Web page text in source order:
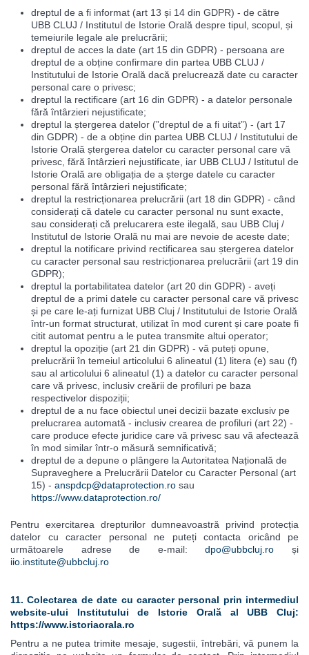
dreptul de a fi informat (art 13 și 14 din GDPR) - de către
UBB CLUJ / Institutul de Istorie Orală despre tipul, scopul, și
temeiurile legale ale prelucrării;
dreptul de acces la date (art 15 din GDPR) - persoana are
dreptul de a obține confirmare din partea UBB CLUJ /
Institutului de Istorie Orală dacă prelucrează date cu caracter
personal care o privesc;
dreptul la rectificare (art 16 din GDPR) - a datelor personale
fără întârzieri nejustificate;
dreptul la ștergerea datelor (”dreptul de a fi uitat”) - (art 17
din GDPR) - de a obține din partea UBB CLUJ / Institutului de
Istorie Orală ștergerea datelor cu caracter personal care vă
privesc, fără întârzieri nejustificate, iar UBB CLUJ / Istitutul de
Istorie Orală are obligația de a șterge datele cu caracter
personal fără întârzieri nejustificate;
dreptul la restricționarea prelucrării (art 18 din GDPR) - când
considerați că datele cu caracter personal nu sunt exacte,
sau considerați că prelucarera este ilegală, sau UBB Cluj /
Institutul de Istorie Orală nu mai are nevoie de aceste date;
dreptul la notificare privind rectificarea sau ștergerea datelor
cu caracter personal sau restricționarea prelucrării (art 19 din
GDPR);
dreptul la portabilitatea datelor (art 20 din GDPR) - aveți
dreptul de a primi datele cu caracter personal care vă privesc
și pe care le-ați furnizat UBB Cluj / Institutului de Istorie Orală
într-un format structurat, utilizat în mod curent și care poate fi
citit automat pentru a le putea transmite altui operator;
dreptul la opoziție (art 21 din GDPR) - vă puteți opune,
prelucrării în temeiul articolului 6 alineatul (1) litera (e) sau (f)
sau al articolului 6 alineatul (1) a datelor cu caracter personal
care vă privesc, inclusiv creării de profiluri pe baza
respectivelor dispoziții;
dreptul de a nu face obiectul unei decizii bazate exclusiv pe
prelucrarea automată - inclusiv crearea de profiluri (art 22) -
care produce efecte juridice care vă privesc sau vă afectează
în mod similar într-o măsură semnificativă;
dreptul de a depune o plângere la Autoritatea Națională de
Supraveghere a Prelucrării Datelor cu Caracter Personal (art
15) - anspdcp@dataprotection.ro sau
https://www.dataprotection.ro/
Pentru exercitarea drepturilor dumneavoastră privind protecția
datelor cu caracter personal ne puteți contacta oricând pe
următoarele adrese de e-mail:dpo@ubbcluj.ro și
iio.institute@ubbcluj.ro
11. Colectarea de date cu caracter personal prin intermediul
website-ului Institutului de Istorie Orală al UBB Cluj:
https://www.istoriaorala.ro
Pentru a ne putea trimite mesaje, sugestii, întrebări, vă punem la